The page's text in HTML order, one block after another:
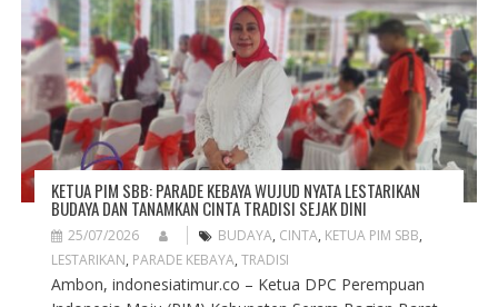
O
N
KETUA PIM SBB: PARADE KEBAYA WUJUD NYATA LESTARIKAN
BUDAYA DAN TANAMKAN CINTA TRADISI SEJAK DINI
25/07/2026 BUDAYA, CINTA, KETUA PIM SBB,
LESTARIKAN, PARADE KEBAYA, TRADISI
Ambon, indonesiatimur.co – Ketua DPC Perempuan